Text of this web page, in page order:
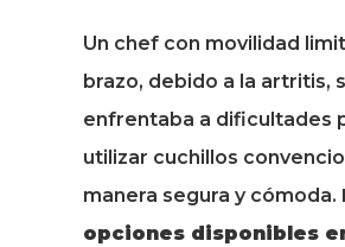
Un chef con movilidad
brazo, debido a la artritis,
enfrentaba a dificultades
utilizar cuchillos
manera segura y cómoda.
opciones disponibles